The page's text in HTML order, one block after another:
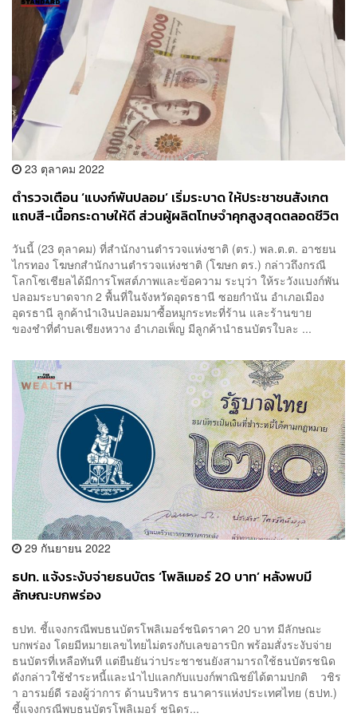
23 ตุลาคม 2022
ตำรวจเตือน ‘แบงก์พันปลอม’ เริ่มระบาด ให้ประชาชนสังเกต
แถบสี-เนื้อกระดาษให้ดี ส่วนผู้ผลิตโทษจำคุกสูงสุดตลอดชีวิต
วันนี้ (23 ตุลาคม) ที่สำนักงานตำรวจแห่งชาติ (ตร.) พล.ต.ต. อาชยน
ไกรทอง โฆษกสำนักงานตำรวจแห่งชาติ (โฆษก ตร.) กล่าวถึงกรณี
โลกโซเชียลได้มีการโพสต์ภาพและข้อความ ระบุว่า ให้ระวังแบงก์พัน
ปลอมระบาดจาก 2 พื้นที่ในจังหวัดอุดรธานี ซอยกำนัน อำเภอเมือง
อุดรธานี ลูกค้านำเงินปลอมมาซื้อหมูกระทะที่ร้าน และร้านขาย
ของชำที่ตำบลเชียงหวาง อำเภอเพ็ญ มีลูกค้านำธนบัตรใบละ ...
29 กันยายน 2022
ธปท. แจ้งระงับจ่ายธนบัตร ‘โพลิเมอร์ 20 บาท’ หลังพบมี
ลักษณะบกพร่อง
ธปท. ชี้แจงกรณีพบธนบัตรโพลิเมอร์ชนิดราคา 20 บาท มีลักษณะ
บกพร่อง โดยมีหมายเลขไทยไม่ตรงกับเลขอารบิก พร้อมสั่งระงับจ่าย
ธนบัตรที่เหลือทันที แต่ยืนยันว่าประชาชนยังสามารถใช้ธนบัตรชนิด
ดังกล่าวใช้ชำระหนี้และนำไปแลกกับแบงก์พาณิชย์ได้ตามปกติ วชิร
า อารมย์ดี รองผู้ว่าการ ด้านบริหาร ธนาคารแห่งประเทศไทย (ธปท.)
ชี้แจงกรณีพบธนบัตรโพลิเมอร์ ชนิดร...